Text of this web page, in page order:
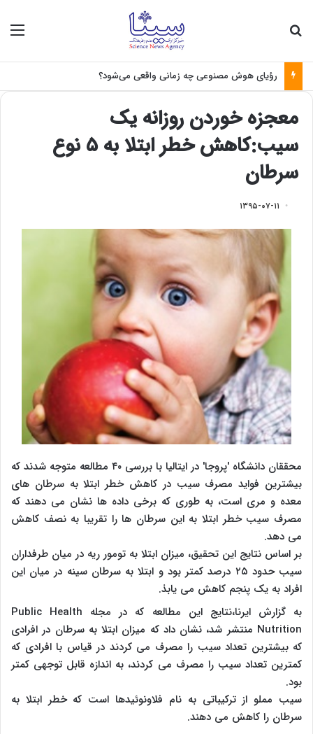
رؤیای هوش مصنوعی چه زمانی واقعی می‌شود؟
معجزه خوردن روزانه یک
سیب:کاهش خطر ابتلا به ۵ نوع
سرطان
۱۳۹۵-۰۷-۱۱
محققان دانشگاه 'پروجا' در ایتالیا با بررسی ۴۰ مطالعه متوجه شدند که
بیشترین فواید مصرف سیب در کاهش خطر ابتلا به سرطان های
معده و مری است، به طوری که برخی داده ها نشان می دهند که
مصرف سیب خطر ابتلا به این سرطان ها را تقریبا به نصف کاهش
می دهد.
بر اساس نتایج این تحقیق، میزان ابتلا به تومور ریه در میان طرفداران
سیب حدود ۲۵ درصد کمتر بود و ابتلا به سرطان سینه در میان این
افراد به یک پنجم کاهش می یابذ.
به گزارش ایرنا،نتایج این مطالعه که در مجله Public Health
Nutrition منتشر شد، نشان داد که میزان ابتلا به سرطان در افرادی
که بیشترین تعداد سیب را مصرف می کردند در قیاس با افرادی که
کمترین تعداد سیب را مصرف می کردند، به اندازه قابل توجهی کمتر
بود.
سیب مملو از ترکیباتی به نام فلاونوئیدها است که خطر ابتلا به
سرطان را کاهش می دهند.